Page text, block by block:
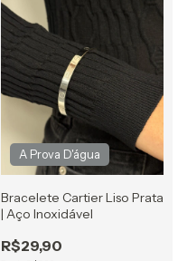
Bracelete Cartier Liso Prata
| Aço Inoxidável
R$29,90